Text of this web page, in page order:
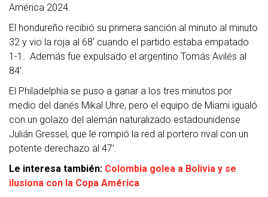
América 2024.
El hondureño recibió su primera sanción al minuto al minuto
32 y vio la roja al 68′ cuando el partido estaba empatado
1-1. Además fue expulsado el argentino Tomás Avilés al
84′.
El Philadelphia se puso a ganar a los tres minutos por
medio del danés Mikal Uhre, pero el equipo de Miami igualó
con un golazo del alemán naturalizado estadounidense
Julián Gressel, que le rompió la red al portero rival con un
potente derechazo al 47’.
Le interesa también: Colombia golea a Bolivia y se
ilusiona con la Copa América